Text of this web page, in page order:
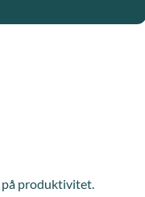
på produktivitet.